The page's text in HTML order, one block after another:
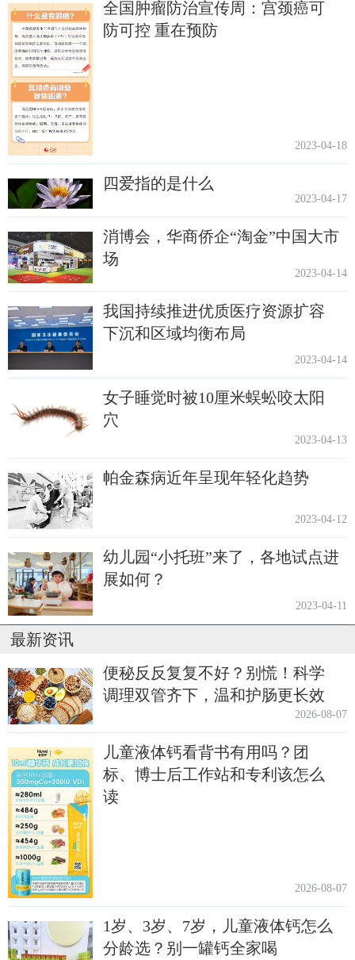
全国肿瘤防治宣传周：宫颈癌可
防可控 重在预防
2023-04-18
四爱指的是什么
2023-04-17
消博会，华商侨企“淘金”中国大市
场
2023-04-14
我国持续推进优质医疗资源扩容
下沉和区域均衡布局
2023-04-14
女子睡觉时被10厘米蜈蚣咬太阳
穴
2023-04-13
帕金森病近年呈现年轻化趋势
2023-04-12
幼儿园“小托班”来了，各地试点进
展如何？
2023-04-11
最新资讯
便秘反反复复不好？别慌！科学
调理双管齐下，温和护肠更长效
2026-08-07
儿童液体钙看背书有用吗？团
标、博士后工作站和专利该怎么
读
2026-08-07
1岁、3岁、7岁，儿童液体钙怎么
分龄选？别一罐钙全家喝